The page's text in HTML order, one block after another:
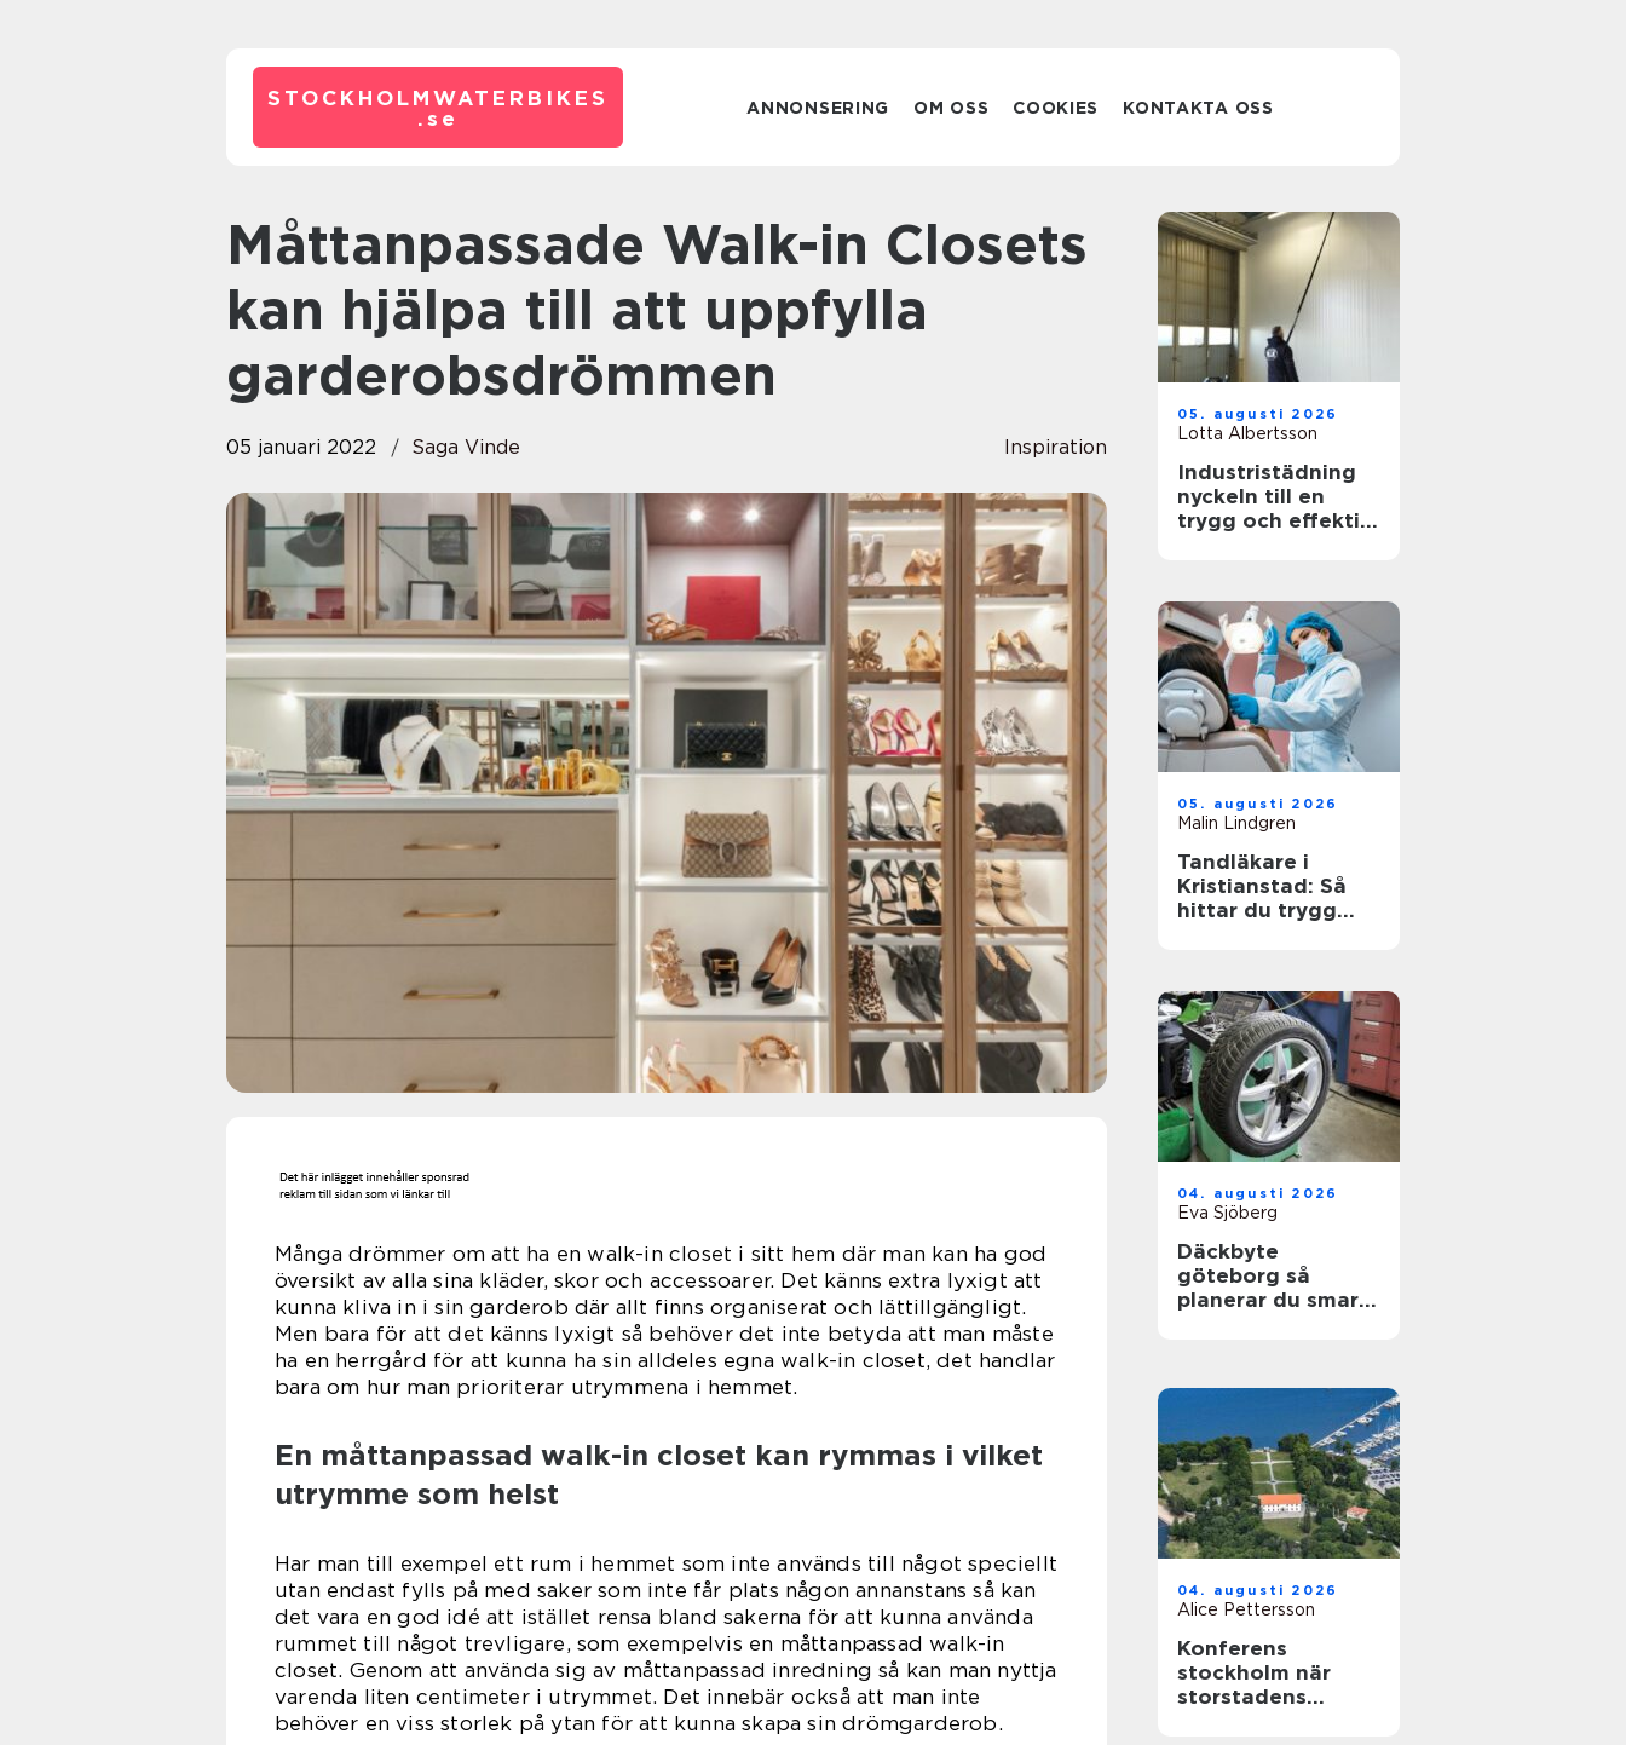
STOCKHOLMWATERBIKES
. se ANNONSERING OM OSS COOKIES KONTAKTA OSS
Måttanpassade Walk-in Closets
kan hjälpa till att uppfylla
garderobsdrömmen
05 januari 2022 Saga Vinde Inspiration
Många drömmer om att ha en walk-in closet i sitt hem där man kan ha god
översikt av alla sina kläder, skor och accessoarer. Det känns extra lyxigt att
kunna kliva in i sin garderob där allt finns organiserat och lättillgängligt.
Men bara för att det känns lyxigt så behöver det inte betyda att man måste
ha en herrgård för att kunna ha sin alldeles egna walk-in closet, det handlar
bara om hur man prioriterar utrymmena i hemmet.
En måttanpassad walk-in closet kan rymmas i vilket
utrymme som helst
Har man till exempel ett rum i hemmet som inte används till något speciellt
utan endast fylls på med saker som inte får plats någon annanstans så kan
det vara en god idé att istället rensa bland sakerna för att kunna använda
rummet till något trevligare, som exempelvis en måttanpassad walk-in
closet. Genom att använda sig av måttanpassad inredning så kan man nyttja
varenda liten centimeter i utrymmet. Det innebär också att man inte
behöver en viss storlek på ytan för att kunna skapa sin drömgarderob.
05. augusti 2026
Lotta Albertsson
Industristädning
nyckeln till en
trygg och effektiv
05. augusti 2026
Malin Lindgren
Tandläkare i
Kristianstad: Så
hittar du trygg
04. augusti 2026
Eva Sjöberg
Däckbyte
göteborg så
planerar du smart
04. augusti 2026
Alice Pettersson
Konferens
stockholm när
storstadens